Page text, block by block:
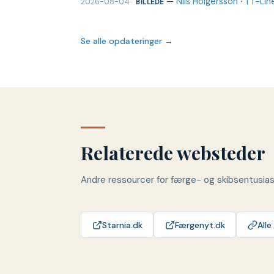
BILLEDE
Se alle opdateringer →
Relaterede websteder
Andre ressourcer for færge- og
Starnia.dk Færgenyt.dk Alle